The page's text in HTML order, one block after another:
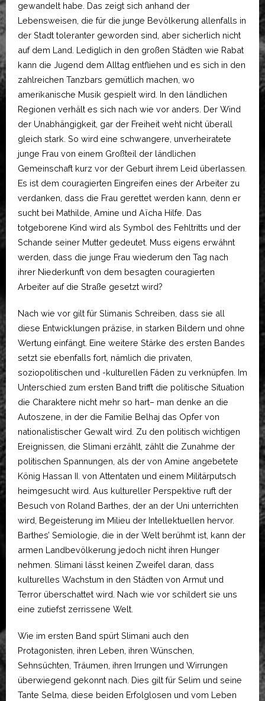
gewandelt habe. Das zeigt sich anhand der
Lebensweisen, die für die junge Bevölkerung allenfalls in
der Stadt toleranter geworden sind, aber sicherlich nicht
auf dem Land. Lediglich in den großen Städten wie Rabat
kann die Jugend dem Alltag entfliehen und es sich in den
zahlreichen Tanzbars gemütlich machen, wo
amerikanische Musik gespielt wird. In den ländlichen
Regionen verhält es sich nach wie vor anders. Der Wind
der Unabhängigkeit, gar der Freiheit weht nicht überall
gleich stark. So wird eine schwangere, unverheiratete
junge Frau von einem Großteil der ländlichen
Gemeinschaft kurz vor der Geburt ihrem Leid überlassen.
Es ist dem couragierten Eingreifen eines der Arbeiter zu
verdanken, dass die Frau gerettet werden kann, denn er
sucht bei Mathilde, Amine und Aïcha Hilfe. Das
totgeborene Kind wird als Symbol des Fehltritts und der
Schande seiner Mutter gedeutet. Muss eigens erwähnt
werden, dass die junge Frau wiederum den Tag nach
ihrer Niederkunft von dem besagten couragierten
Arbeiter auf die Straße gesetzt wird?
Nach wie vor gilt für Slimanis Schreiben, dass sie all
diese Entwicklungen präzise, in starken Bildern und ohne
Wertung einfängt. Eine weitere Stärke des ersten Bandes
setzt sie ebenfalls fort, nämlich die privaten,
soziopolitischen und -kulturellen Fäden zu verknüpfen. Im
Unterschied zum ersten Band trifft die politische Situation
die Charaktere nicht mehr so hart– man denke an die
Autoszene, in der die Familie Belhaj das Opfer von
nationalistischer Gewalt wird. Zu den politisch wichtigen
Ereignissen, die Slimani erzählt, zählt die Zunahme der
politischen Spannungen, als der von Amine angebetete
König Hassan II. von Attentaten und einem Militärputsch
heimgesucht wird. Aus kultureller Perspektive ruft der
Besuch von Roland Barthes, der an der Uni unterrichten
wird, Begeisterung im Milieu der Intellektuellen hervor.
Barthes’ Semiologie, die in der Welt berühmt ist, kann der
armen Landbevölkerung jedoch nicht ihren Hunger
nehmen. Slimani lässt keinen Zweifel daran, dass
kulturelles Wachstum in den Städten von Armut und
Terror überschattet wird. Nach wie vor schildert sie uns
eine zutiefst zerrissene Welt.
Wie im ersten Band spürt Slimani auch den
Protagonisten, ihren Leben, ihren Wünschen,
Sehnsüchten, Träumen, ihren Irrungen und Wirrungen
überwiegend gekonnt nach. Dies gilt für Selim und seine
Tante Selma, diese beiden Erfolglosen und vom Leben